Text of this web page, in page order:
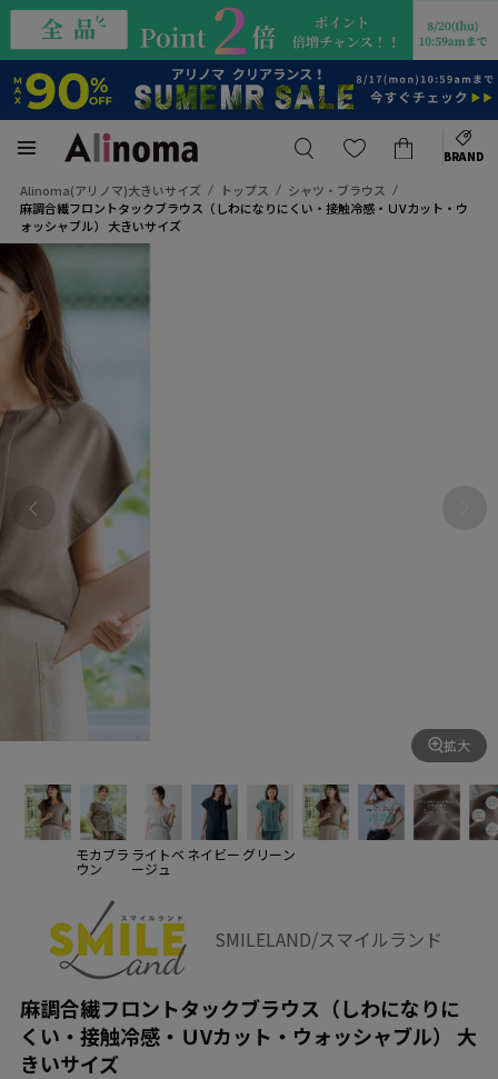
BRAND
Alinoma(アリノマ)大きいサイズ トップス
シャツ・ブラウス
麻調合繊フロントタックブラウス（しわになりにくい・接触冷感・ＵVカット・ウ
ォッシャブル） 大きいサイズ
拡大
モカブラ
ウン
ライトベ
ージュ
ネイビー グリーン
SMILELAND/スマイルランド
麻調合繊フロントタックブラウス（しわになりに
くい・接触冷感・ＵVカット・ウォッシャブル） 大
きいサイズ